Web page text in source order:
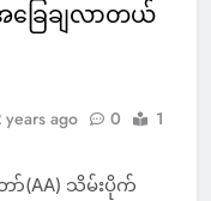
ခြေချလာတယ်
years ago 0
1
ာ်(AA) သိမ်းပိုက်